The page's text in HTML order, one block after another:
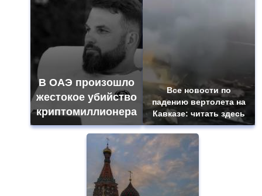
В ОАЭ произошло
жестокое убийство
криптомиллионера
Все новости по
падению вертолета на
Кавказе: читать здесь